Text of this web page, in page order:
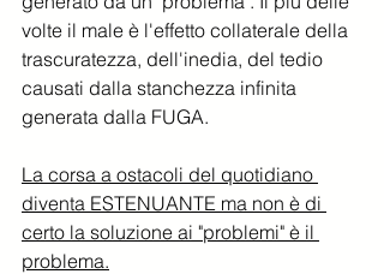
volte il male è l'effetto collaterale della
trascuratezza, dell'inedia, del tedio
causati dalla stanchezza infinita
generata dalla FUGA.
La corsa a ostacoli del quotidiano
diventa ESTENUANTE ma non è di
certo la soluzione ai "problemi" è il
problema.